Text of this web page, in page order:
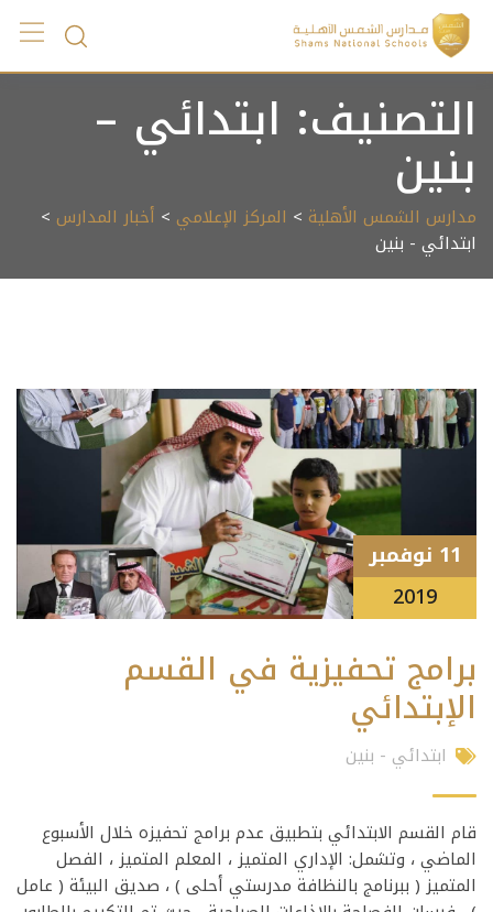
Skip
content
التصنيف: ابتدائي –
بنين
مدارس الشمس الأهلية > المركز الإعلامي > أخبار المدارس >
ابتدائي - بنين
11 نوفمبر
2019
برامج تحفيزية في القسم
الإبتدائي
ابتدائي - بنين
قام القسم الابتدائي بتطبيق عدم برامج تحفيزه خلال الأسبوع
الماضي ، وتشمل: الإداري المتميز ، المعلم المتميز ، الفصل
المتميز ( ببرنامج بالنظافة مدرستي أحلى ) ، صديق البيئة ( عامل